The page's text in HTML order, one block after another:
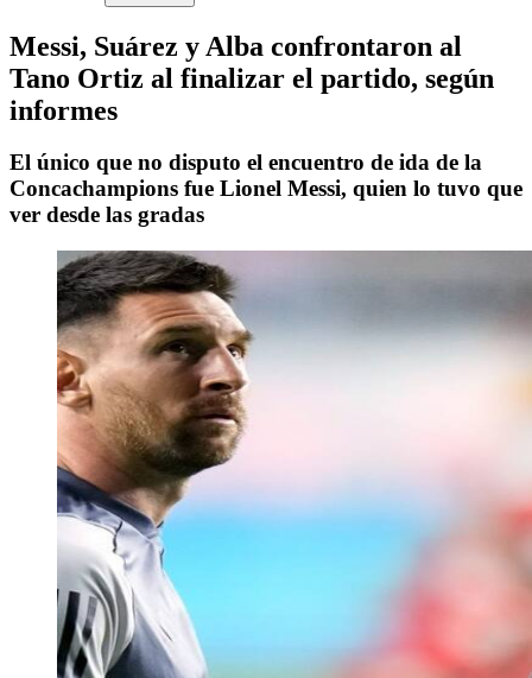
Messi, Suárez y Alba confrontaron al
Tano Ortiz al finalizar el partido, según
informes
El único que no disputo el encuentro de ida de la
Concachampions fue Lionel Messi, quien lo tuvo que
ver desde las gradas